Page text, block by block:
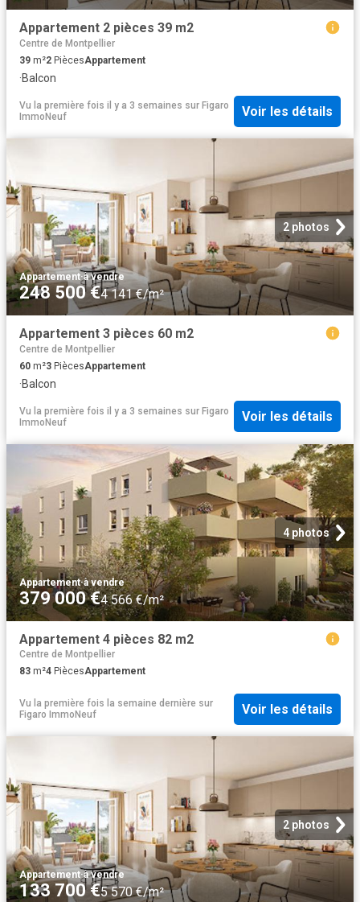
Appartement 2 pièces 39 m2
Centre de Montpellier
39 m²2 PiècesAppartement
·Balcon
Vu la première fois il y a 3 semaines sur Figaro
ImmoNeuf
Voir les détails
2 photos
Appartement·à vendre
248 500 €4 141 €/m²
Appartement 3 pièces 60 m2
Centre de Montpellier
60 m²3 PiècesAppartement
·Balcon
Vu la première fois il y a 3 semaines sur Figaro
ImmoNeuf
Voir les détails
4 photos
Appartement·à vendre
379 000 €4 566 €/m²
Appartement 4 pièces 82 m2
Centre de Montpellier
83 m²4 PiècesAppartement
Vu la première fois la semaine dernière sur
Figaro ImmoNeuf
Voir les détails
2 photos
Appartement·à vendre
133 700 €5 570 €/m²